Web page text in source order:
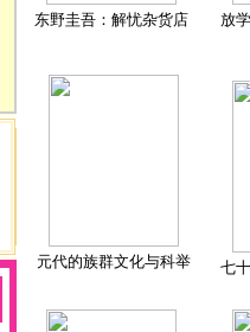
东野圭吾：解忧杂货店 放
元代的族群文化与科举 七